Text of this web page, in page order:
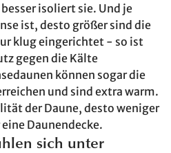
isoliert sie. Und je
ist, desto größer sind die
klug eingerichtet - so ist
gegen die Kälte
können sogar die
und sind extra warm.
der Daune, desto weniger
Daunendecke.
sich unter